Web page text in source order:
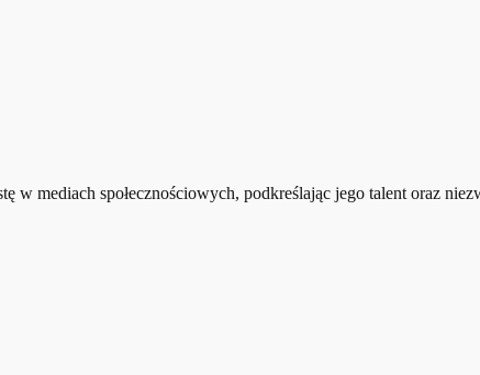
w mediach społecznościowych, podkreślając jego talent oraz